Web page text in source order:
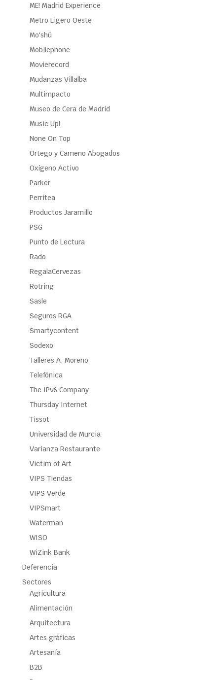
ME! Madrid Experience
Metro Ligero Oeste
Mo'shú
Mobilephone
Movierecord
Mudanzas Villalba
Multimpacto
Museo de Cera de Madrid
Music Up!
None On Top
Ortego y Cameno Abogados
Oxígeno Activo
Parker
Perritea
Productos Jaramillo
PSG
Punto de Lectura
Rado
RegalaCervezas
Rotring
Sasle
Seguros RGA
Smartycontent
Sodexo
Talleres A. Moreno
Telefónica
The IPv6 Company
Thursday Internet
Tissot
Universidad de Murcia
Varianza Restaurante
Victim of Art
VIPS Tiendas
VIPS Verde
VIPSmart
Waterman
WISO
WiZink Bank
Deferencia
Sectores
Agricultura
Alimentación
Arquitectura
Artes gráficas
Artesanía
B2B